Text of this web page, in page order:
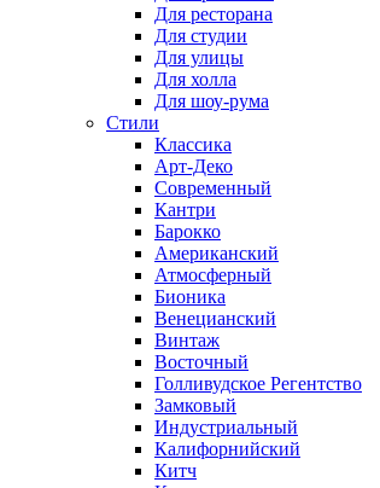
Для ресторана
Для студии
Для улицы
Для холла
Для шоу-рума
Стили
Классика
Арт-Деко
Современный
Кантри
Барокко
Американский
Атмосферный
Бионика
Венецианский
Винтаж
Восточный
Голливудское Регентство
Замковый
Индустриальный
Калифорнийский
Китч